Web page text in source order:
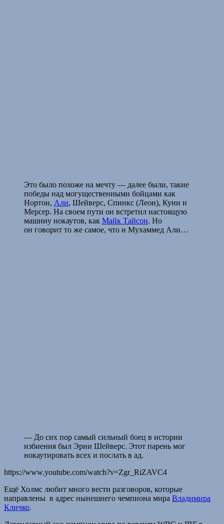
Это было похоже на мечту — далее были, такие
победы над могущественными бойцами как
Нортон, Али, Шейверс, Спинкс (Леон), Куни и
Мерсер. На своем пути он встретил настоящую
машину нокаутов, как Майк Тайсон. Но
он говорит то же самое, что и Мухаммед Али…
— До сих пор самый сильный боец в истории
избиения был Эрни Шейверс. Этот парень мог
нокаутировать всех и послать в ад.
https://www.youtube.com/watch?v=Zgr_RiZAVC4
Ещё Холмс любит много вести разговоров, которые
направлены в адрес нынешнего чемпиона мира Владимира
Кличко.